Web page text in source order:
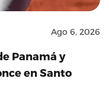
Ago 6, 2026
Panamá y
en Santo